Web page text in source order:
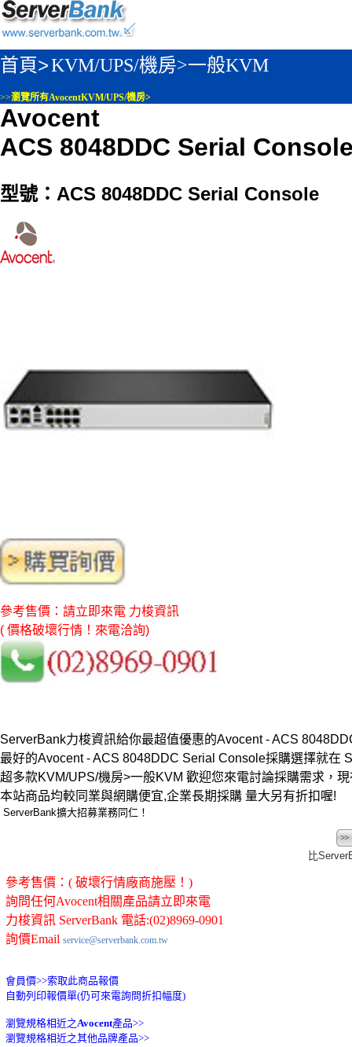
首頁>KVM/UPS/機房>一般KVM
>>瀏覽所有AvocentKVM/UPS/機房>
Avocent
ACS 8048DDC Serial
型號：ACS 8048DDC Serial Console
參考售價：請立即來電 力梭資訊
( 價格破壞行情！來電洽詢)
ServerBank力梭資訊給你最超值優惠的Avocent - ACS
最好的Avocent - ACS 8048DDC Serial Console採購選擇就在
超多款KVM/UPS/機房>一般KVM 歡迎您來電討論採購需求，
本站商品均較同業與網購便宜,企業長期採購 量大另有折扣喔!
ServerBank擴大招募業務同仁！
比
參考售價：( 破壞行情廠商施壓！)
詢問任何Avocent相關產品請立即來電
力梭資訊 ServerBank 電話:(02)8969-0901
詢價Email service@serverbank.com.tw
會員價>>索取此商品報價
自動列印報價單(仍可來電詢問折扣幅度)
瀏覽規格相近之Avocent產品>>
瀏覽規格相近之其他品牌產品>>